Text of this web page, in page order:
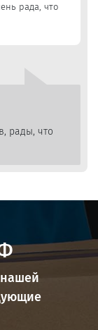
рада, что
рады, что